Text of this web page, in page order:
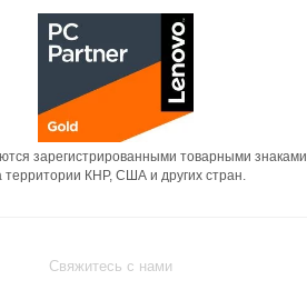
зарегистрированными товарными
территории КНР, США и других стран.
Свяжитесь с нами